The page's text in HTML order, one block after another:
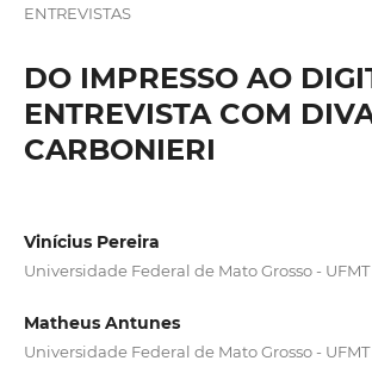
ENTREVISTAS
DO IMPRESSO AO
ENTREVISTA COM
CARBONIERI
Vinícius Pereira
Universidade Federal de Mato Grosso - UFMT
Matheus Antunes
Universidade Federal de Mato Grosso - UFMT